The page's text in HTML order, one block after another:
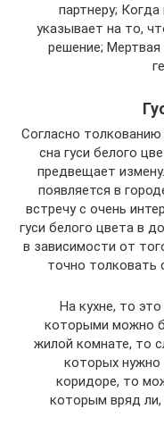
партнеру;
указывает на то,
решение;
Согласно
сна гуси белого
предвещает
появляется в
встречу с очень
гуси белого цвета в
в зависимости от
точно толковать
На кухне, то
которыми можно
жилой комнате, то
которых нужно
коридоре, то
которым вряд